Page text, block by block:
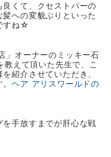
くて、クセストパーの
への変貌ぶりといった
すね☆
」オーナーのミッキー石
えて頂いた先生で、こ
紹介させていただき、
。ヘア アリスワールドの
手放すまでが肝心な戦